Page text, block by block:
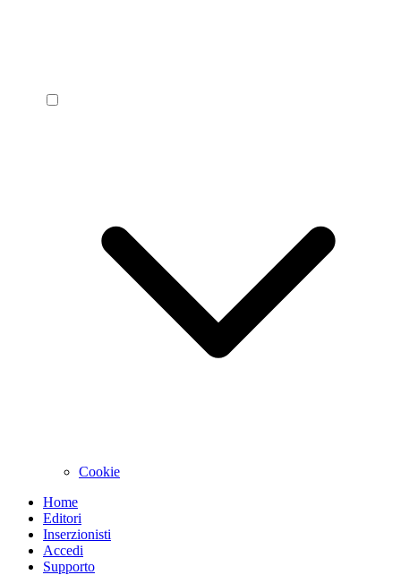
Cookie
Home
Editori
Inserzionisti
Accedi
Supporto